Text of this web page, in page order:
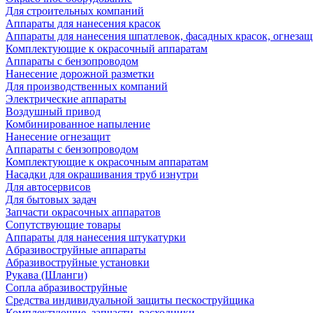
Для строительных компаний
Аппараты для нанесения красок
Аппараты для нанесения шпатлевок, фасадных красок,
Комплектующие к окрасочный аппаратам
Аппараты с бензопроводом
Нанесение дорожной разметки
Для производственных компаний
Электрические аппараты
Воздушный привод
Комбинированное напыление
Нанесение огнезащит
Аппараты с бензопроводом
Комплектующие к окрасочным аппаратам
Насадки для окрашивания труб изнутри
Для автосервисов
Для бытовых задач
Запчасти окрасочных аппаратов
Сопутствующие товары
Аппараты для нанесения штукатурки
Aбразивоструйные аппараты
Абразивоструйные установки
Рукава (Шланги)
Сопла абразивоструйные
Средства индивидуальной защиты пескоструйщика